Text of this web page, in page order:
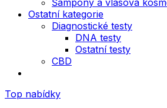
Ostatní kategorie
Diagnostické testy
DNA testy
Ostatní testy
CBD
Top nabídky